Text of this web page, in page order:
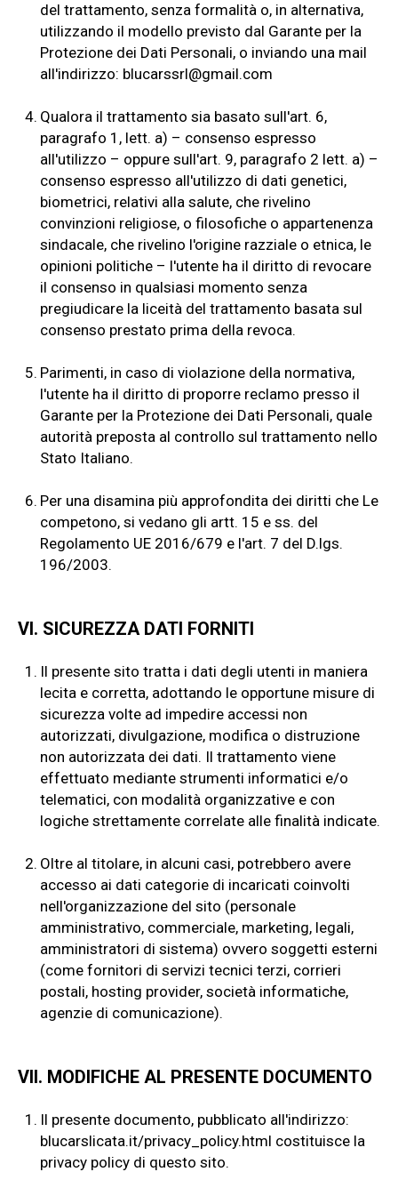
del trattamento, senza formalità o, in alternativa,
utilizzando il modello previsto dal Garante per la
Protezione dei Dati Personali, o inviando una mail
all'indirizzo: blucarssrl@gmail.com
4. Qualora il trattamento sia basato sull'art. 6,
paragrafo 1, lett. a) – consenso espresso
all'utilizzo – oppure sull'art. 9, paragrafo 2 lett. a) –
consenso espresso all'utilizzo di dati genetici,
biometrici, relativi alla salute, che rivelino
convinzioni religiose, o filosofiche o appartenenza
sindacale, che rivelino l'origine razziale o etnica, le
opinioni politiche – l'utente ha il diritto di revocare
il consenso in qualsiasi momento senza
pregiudicare la liceità del trattamento basata sul
consenso prestato prima della revoca.
5. Parimenti, in caso di violazione della normativa,
l'utente ha il diritto di proporre reclamo presso il
Garante per la Protezione dei Dati Personali, quale
autorità preposta al controllo sul trattamento nello
Stato Italiano.
6. Per una disamina più approfondita dei diritti che Le
competono, si vedano gli artt. 15 e ss. del
Regolamento UE 2016/679 e l'art. 7 del D.lgs.
196/2003.
VI. SICUREZZA DATI FORNITI
1. Il presente sito tratta i dati degli utenti in maniera
lecita e corretta, adottando le opportune misure di
sicurezza volte ad impedire accessi non
autorizzati, divulgazione, modifica o distruzione
non autorizzata dei dati. Il trattamento viene
effettuato mediante strumenti informatici e/o
telematici, con modalità organizzative e con
logiche strettamente correlate alle finalità indicate.
2. Oltre al titolare, in alcuni casi, potrebbero avere
accesso ai dati categorie di incaricati coinvolti
nell'organizzazione del sito (personale
amministrativo, commerciale, marketing, legali,
amministratori di sistema) ovvero soggetti esterni
(come fornitori di servizi tecnici terzi, corrieri
postali, hosting provider, società informatiche,
agenzie di comunicazione).
VII. MODIFICHE AL PRESENTE DOCUMENTO
1. Il presente documento, pubblicato all'indirizzo:
blucarslicata.it/privacy_policy.html costituisce la
privacy policy di questo sito.